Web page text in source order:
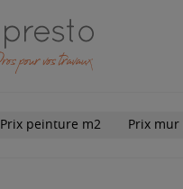
Prix peinture m2 Prix